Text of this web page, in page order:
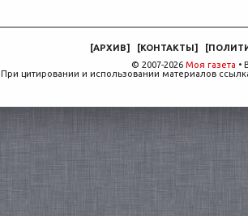
[АРХИВ] [КОНТАКТЫ] [
© 2007-2026 Моя газета •
При цитировании и использовании материалов